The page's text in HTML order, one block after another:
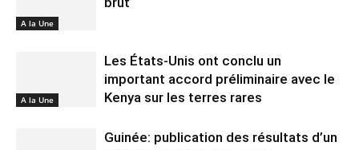
A la Une
A la Une
Les États-Unis ont conclu un
important accord préliminaire avec le
Kenya sur les terres rares
Guinée: publication des résultats d’un